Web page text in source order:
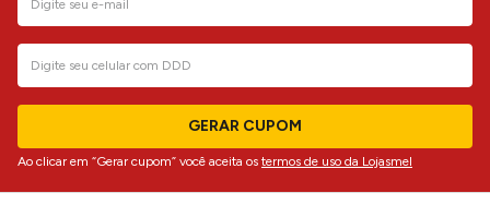
GERAR CUPOM
Ao clicar em “Gerar cupom” você aceita os termos de uso da Lojasmel